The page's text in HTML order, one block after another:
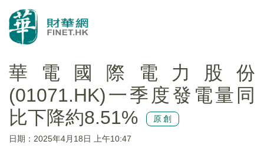
華電國際電力股份
(01071.HK)一季度發電量同
比下降約8.51%
原創
日期：2025年4月18日 上午10:47